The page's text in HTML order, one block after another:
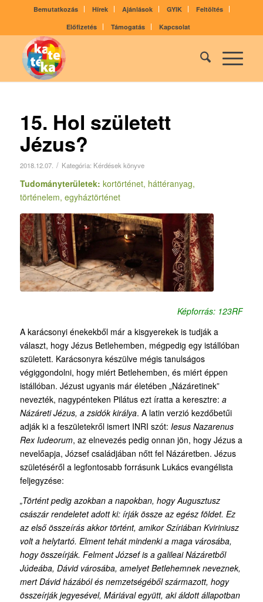
Bemutatkozás Hírek Ajánlások GYIK
Feltöltés
Előfizetés
Támogatás Kapcsolat
15. Hol született
Jézus?
2018.12.07. / Kategória: Kérdések könyve
Tudományterületek: kortörténet, háttéranyag,
történelem, egyháztörténet
Képforrás: 123RF
A karácsonyi énekekből már a kisgyerekek is tudják a
választ, hogy Jézus Betlehemben, mégpedig egy istállóban
született. Karácsonyra készülve mégis tanulságos
végiggondolni, hogy miért Betlehemben, és miért éppen
istállóban. Jézust ugyanis már életében „Názáretinek”
nevezték, nagypénteken Pilátus ezt íratta a keresztre: a
Názáreti Jézus, a zsidók királya. A latin verzió kezdőbetűi
adják ki a feszületekről ismert INRI szót: Iesus Nazarenus
Rex Iudeorum, az elnevezés pedig onnan jön, hogy Jézus a
nevelőapja, József családjában nőtt fel Názáretben. Jézus
születéséről a legfontosabb forrásunk Lukács evangélista
feljegyzése:
„Történt pedig azokban a napokban, hogy Augusztusz
császár rendeletet adott ki: írják össze az egész földet. Ez
az első összeírás akkor történt, amikor Szíriában Kviriniusz
volt a helytartó. Elment tehát mindenki a maga városába,
hogy összeírják. Felment József is a galileai Názáretből
Júdeába, Dávid városába, amelyet Betlehemnek neveznek,
mert Dávid házából és nemzetségéből származott, hogy
összeírják jegyesével, Máriával együtt, aki áldott állapotban